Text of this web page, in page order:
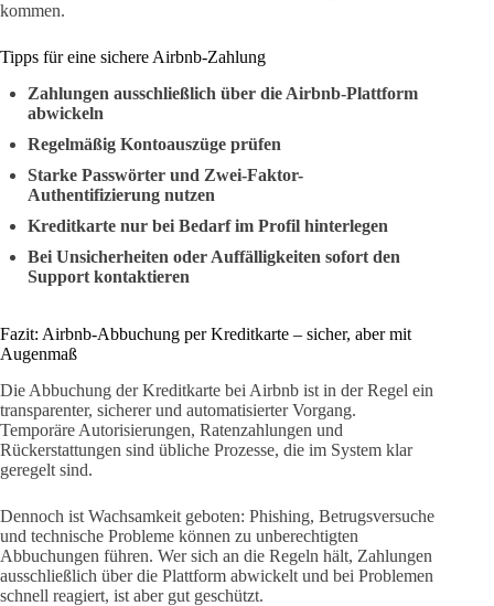
kommen.
Tipps für eine sichere Airbnb-Zahlung
Zahlungen ausschließlich über die Airbnb-Plattform
abwickeln
Regelmäßig Kontoauszüge prüfen
Starke Passwörter und Zwei-Faktor-
Authentifizierung nutzen
Kreditkarte nur bei Bedarf im Profil hinterlegen
Bei Unsicherheiten oder Auffälligkeiten sofort den
Support kontaktieren
Fazit: Airbnb-Abbuchung per Kreditkarte – sicher, aber mit
Augenmaß
Die Abbuchung der Kreditkarte bei Airbnb ist in der Regel ein
transparenter, sicherer und automatisierter Vorgang.
Temporäre Autorisierungen, Ratenzahlungen und
Rückerstattungen sind übliche Prozesse, die im System klar
geregelt sind.
Dennoch ist Wachsamkeit geboten: Phishing, Betrugsversuche
und technische Probleme können zu unberechtigten
Abbuchungen führen. Wer sich an die Regeln hält, Zahlungen
ausschließlich über die Plattform abwickelt und bei Problemen
schnell reagiert, ist aber gut geschützt.